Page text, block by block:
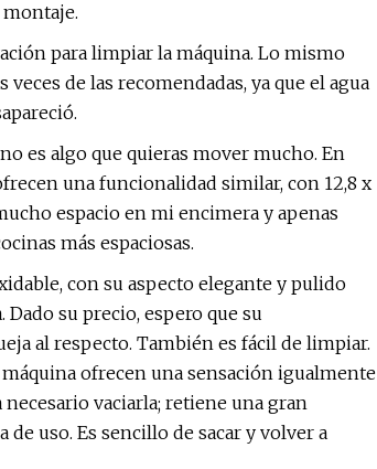
para limpiar la máquina. Lo mismo
de las recomendadas, ya que el agua
es algo que quieras mover mucho. En
una funcionalidad similar, con 12,8 x
espacio en mi encimera y apenas
más espaciosas.
con su aspecto elegante y pulido
su precio, espero que su
al respecto. También es fácil de limpiar.
ofrecen una sensación igualmente
necesario vaciarla; retiene una gran
uso. Es sencillo de sacar y volver a